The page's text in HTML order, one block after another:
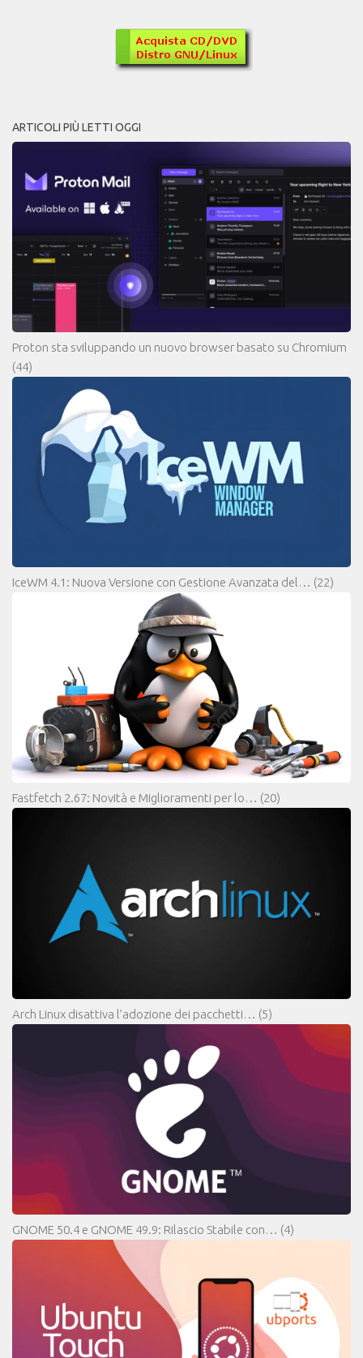
ARTICOLI PIÙ LETTI OGGI
Proton sta sviluppando un nuovo browser basato su Chromium
(44)
IceWM 4.1: Nuova Versione con Gestione Avanzata del… (22)
Fastfetch 2.67: Novità e Miglioramenti per lo… (20)
Arch Linux disattiva l’adozione dei pacchetti… (5)
GNOME 50.4 e GNOME 49.9: Rilascio Stabile con… (4)